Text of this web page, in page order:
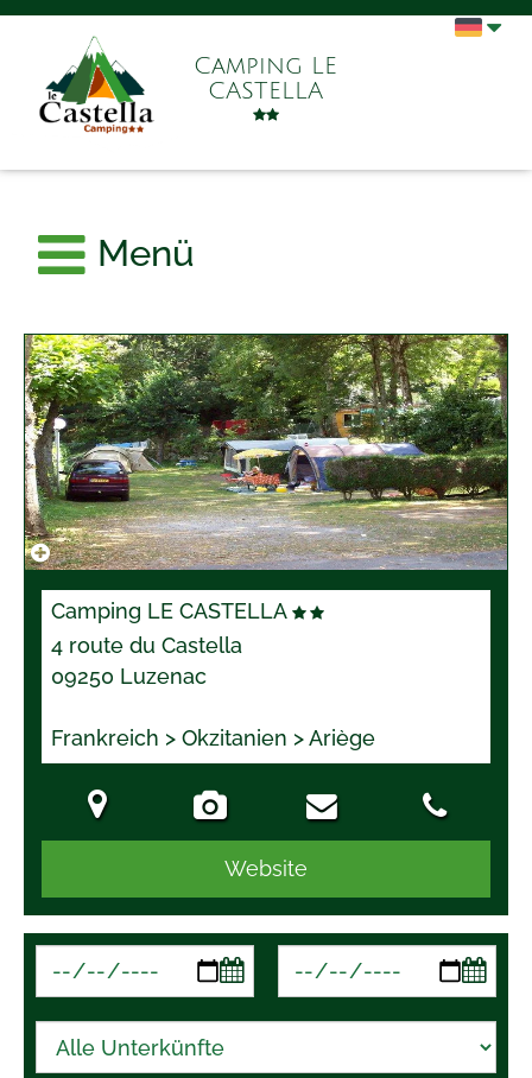
Camping LE
CASTELLA
Menü
Camping LE CASTELLA
4 route du Castella
09250 Luzenac
Frankreich > Okzitanien > Ariège
Website